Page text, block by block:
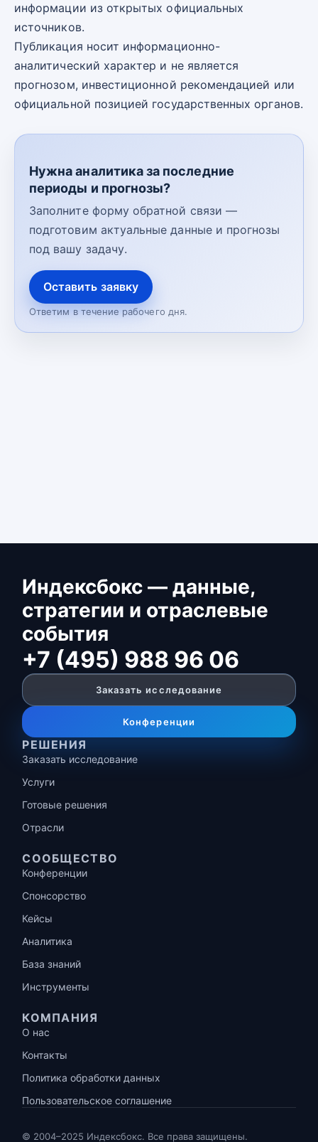
информации из открытых официальных
источников.
Публикация носит информационно-
аналитический характер и не является
прогнозом, инвестиционной рекомендацией или
официальной позицией государственных органов.
Нужна аналитика за последние
периоды и прогнозы?
Заполните форму обратной связи —
подготовим актуальные данные и прогнозы
под вашу задачу.
Оставить заявку
Ответим в течение рабочего дня.
Индексбокс — данные,
стратегии и отраслевые
события
+7 (495) 988 96 06
Заказать исследование
Конференции
РЕШЕНИЯ
Заказать исследование
Услуги
Готовые решения
Отрасли
СООБЩЕСТВО
Конференции
Спонсорство
Кейсы
Аналитика
База знаний
Инструменты
КОМПАНИЯ
О нас
Контакты
Политика обработки данных
Пользовательское соглашение
© 2004–2025 Индексбокс. Все права защищены.